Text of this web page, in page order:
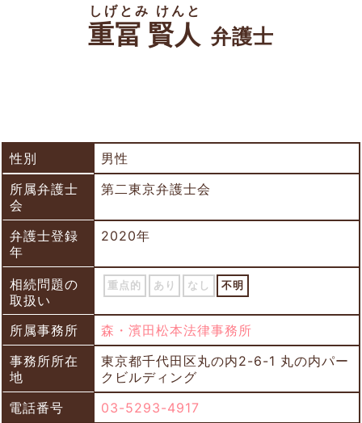
重冨 賢人
しげとみ けんと
弁護士
性別
男性
所属弁護士
会
第二東京弁護士会
弁護士登録
年
2020年
相続問題の
取扱い
重点的 あり なし 不明
所属事務所
森・濱田松本法律事務所
事務所所在
地
東京都千代田区丸の内2-6-1 丸の内パー
クビルディング
電話番号
03-5293-4917